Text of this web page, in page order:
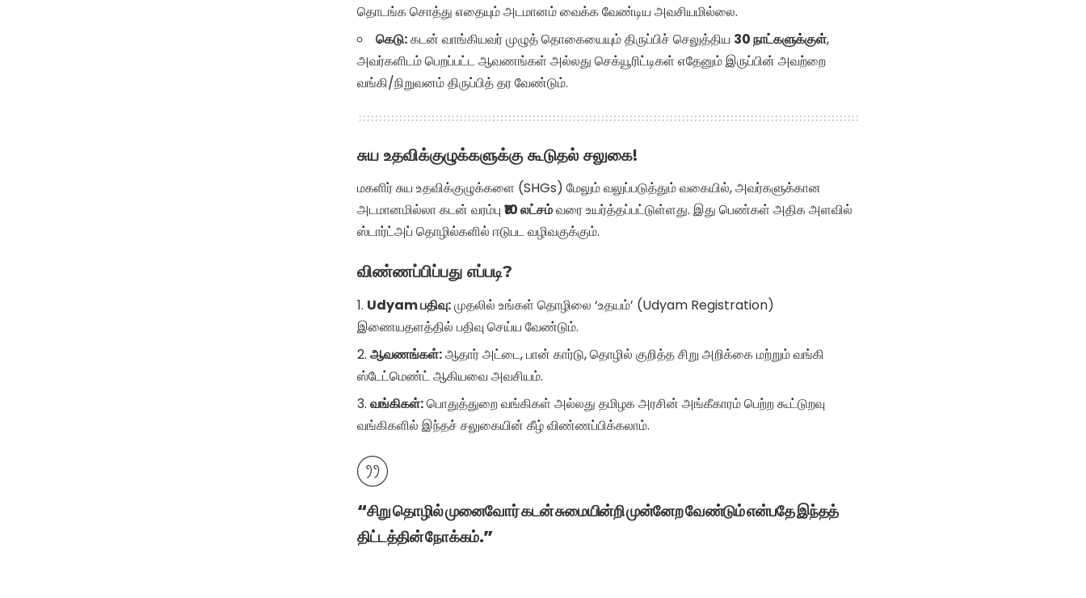
தொடங்க சொத்து எதையும் அடமானம் வைக்க வேண்டிய அவசியமில்லை.
கெடு:கடன் வாங்கியவர் முழுத் தொகையையும் திருப்பிச் செலுத்திய 30 நாட்களுக்குள்,
அவர்களிடம் பெறப்பட்ட ஆவணங்கள் அல்லது செக்யூரிட்டிகள் எதேனும் இருப்பின் அவற்றை
வங்கி/நிறுவனம் திருப்பித் தர வேண்டும்.
சுய உதவிக்குழுக்களுக்கு கூடுதல் சலுகை!
மகளிர் சுய உதவிக்குழுக்களை (SHGs) மேலும் வலுப்படுத்தும் வகையில், அவர்களுக்கான
அடமானமில்லா கடன் வரம்பு ₹10 லட்சம்வரை உயர்த்தப்பட்டுள்ளது. இது பெண்கள் அதிக அளவில்
ஸ்டார்ட்அப் தொழில்களில் ஈடுபட வழிவகுக்கும்.
விண்ணப்பிப்பது எப்படி?
Udyam பதிவு:முதலில் உங்கள் தொழிலை ‘உதயம்’ (Udyam Registration)
இணையதளத்தில் பதிவு செய்ய வேண்டும்.
ஆவணங்கள்:ஆதார் அட்டை, பான் கார்டு, தொழில் குறித்த சிறு அறிக்கை மற்றும் வங்கி
ஸ்டேட்மெண்ட் ஆகியவை அவசியம்.
வங்கிகள்:பொதுத்துறை வங்கிகள் அல்லது தமிழக அரசின் அங்கீகாரம் பெற்ற கூட்டுறவு
வங்கிகளில் இந்தச் சலுகையின் கீழ் விண்ணப்பிக்கலாம்.
“சிறு தொழில் முனைவோர் கடன் சுமையின்றி முன்னேற வேண்டும் என்பதே இந்தத்
திட்டத்தின் நோக்கம்.”